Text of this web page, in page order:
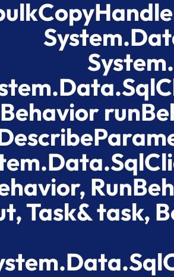
Task& task,